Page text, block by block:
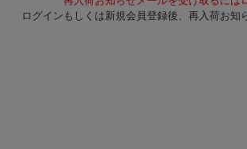
ログインもしくは新規会員登録後、再入荷お知